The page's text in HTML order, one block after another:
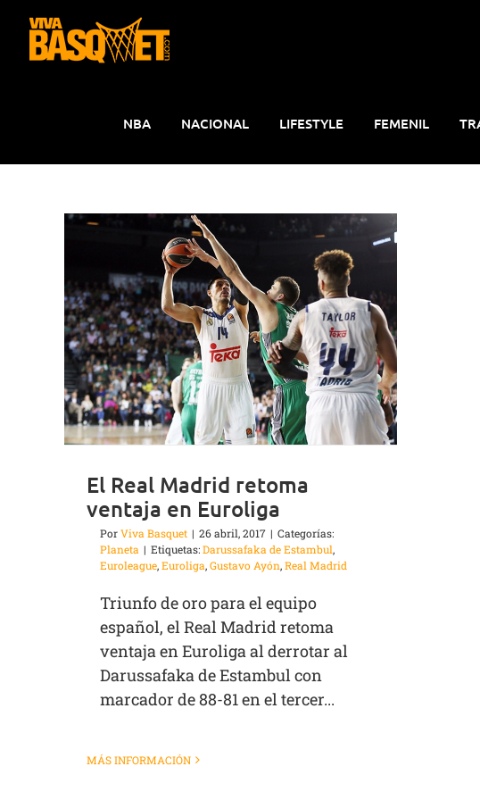
contenido
NBA NACIONAL LIFESTYLE FEMENIL
El Real Madrid retoma
ventaja en Euroliga
PorViva Basquet | 26 abril, 2017 | Categorías:
Planeta | Etiquetas:Darussafaka de Estambul,
Euroleague,Euroliga,Gustavo Ayón,Real Madrid
Triunfo de oro para el equipo
español, el Real Madrid retoma
ventaja en Euroliga al derrotar al
Darussafaka de Estambul con
marcador de 88-81 en el tercer...
MÁS INFORMACIÓN